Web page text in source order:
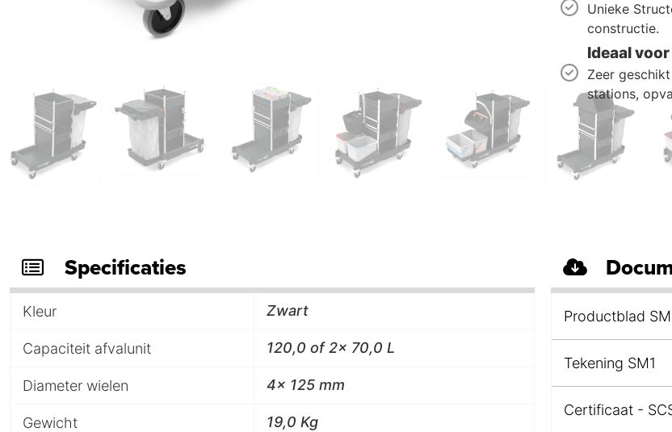
Unieke
constructie.
Ideaal voor
Zeer
stations,
Specificaties
Kleur Zwart
Capaciteit afvalunit 120,0 of 2x 70,0 L
Diameter wielen 4x 125 mm
Gewicht 19,0 Kg
Productblad
Tekening SM1
Certificaat -